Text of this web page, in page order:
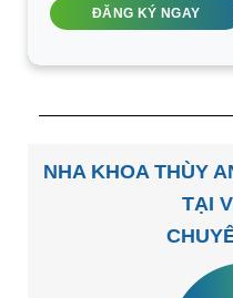
ĐĂNG KÝ NGAY
NHA KHOA THÙY
TẠI